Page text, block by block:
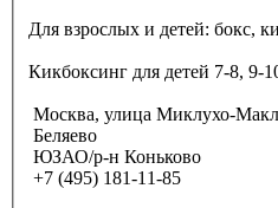
Для взрослых и детей: бокс,
Кикбоксинг для детей 7-8, 9-
Москва, улица Миклухо-
Беляево
ЮЗАО/р-н Коньково
+7 (495) 181-11-85